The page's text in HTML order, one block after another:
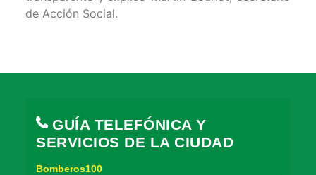
de Acción Social.
GUÍA TELEFÓNICA Y
SERVICIOS DE LA CIUDAD
Bomberos100